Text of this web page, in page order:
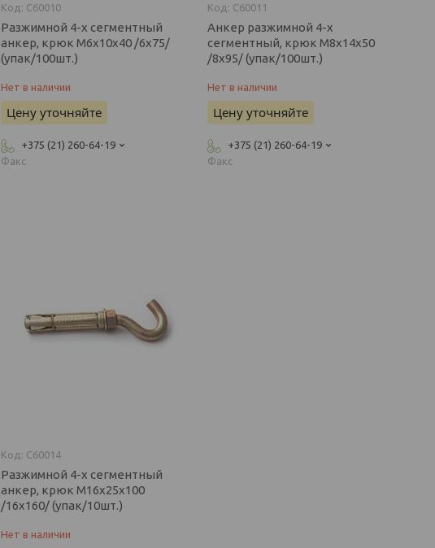
C60010
Разжимной 4-х сегментный
анкер, крюк М6х10х40 /6х75/
(упак/100шт.)
Нет в наличии
Цену уточняйте
+375 (21) 260-64-19
Факс
C60011
Анкер разжимной 4-х
сегментный, крюк М8х14х50
/8х95/ (упак/100шт.)
Нет в наличии
Цену уточняйте
+375 (21) 260-64-19
Факс
C60014
Разжимной 4-х сегментный
анкер, крюк М16х25х100
/16х160/ (упак/10шт.)
Нет в наличии